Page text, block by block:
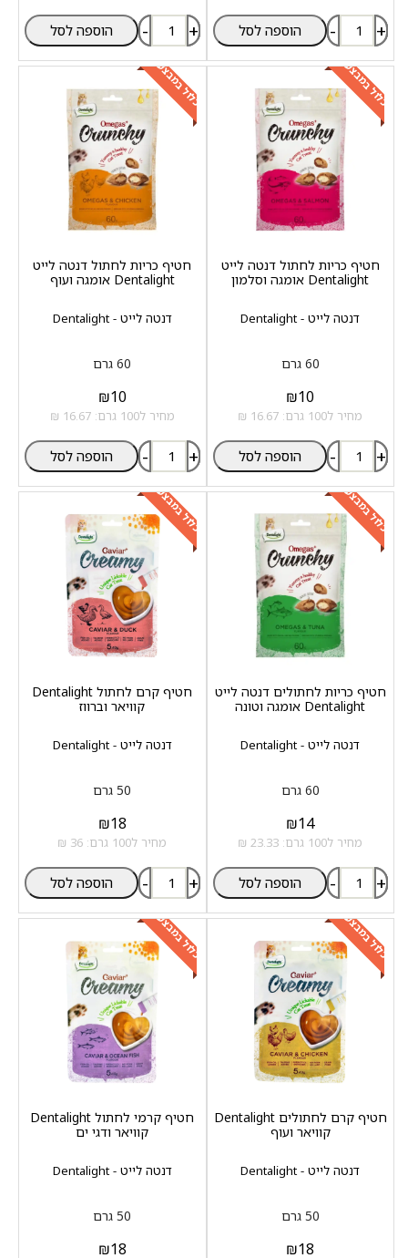
- + הוספה לסל - + הוספה לסל
כלול במבצע
דנטה לייט - Dentalight
חטיף כריות לחתול דנטה לייט
Dentalight אומגה וסלמון
60 גרם
₪10
מחיר ל100 גרם: 16.67 ₪
- + הוספה לסל
כלול במבצע
דנטה לייט - Dentalight
חטיף כריות לחתול דנטה לייט
Dentalight אומגה ועוף
60 גרם
₪10
מחיר ל100 גרם: 16.67 ₪
- + הוספה לסל
כלול במבצע
דנטה לייט - Dentalight
חטיף כריות לחתולים דנטה לייט
Dentalight אומגה וטונה
60 גרם
₪14
מחיר ל100 גרם: 23.33 ₪
- + הוספה לסל
כלול במבצע
דנטה לייט - Dentalight
חטיף קרם לחתול Dentalight
קוויאר וברווז
50 גרם
₪18
מחיר ל100 גרם: 36 ₪
- + הוספה לסל
כלול במבצע
דנטה לייט - Dentalight
חטיף קרם לחתולים Dentalight
קוויאר ועוף
50 גרם
₪18
כלול במבצע
דנטה לייט - Dentalight
חטיף קרמי לחתול Dentalight
קוויאר ודגי ים
50 גרם
₪18